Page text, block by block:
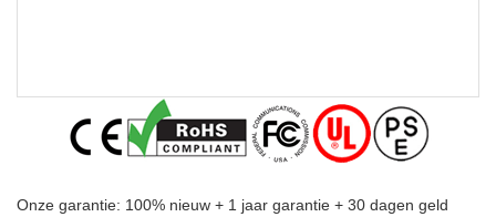
Onze garantie: 100% nieuw + 1 jaar garantie + 30 dagen geld